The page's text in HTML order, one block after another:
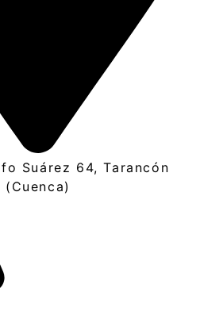
Suárez 64, Tarancón
(Cuenca)